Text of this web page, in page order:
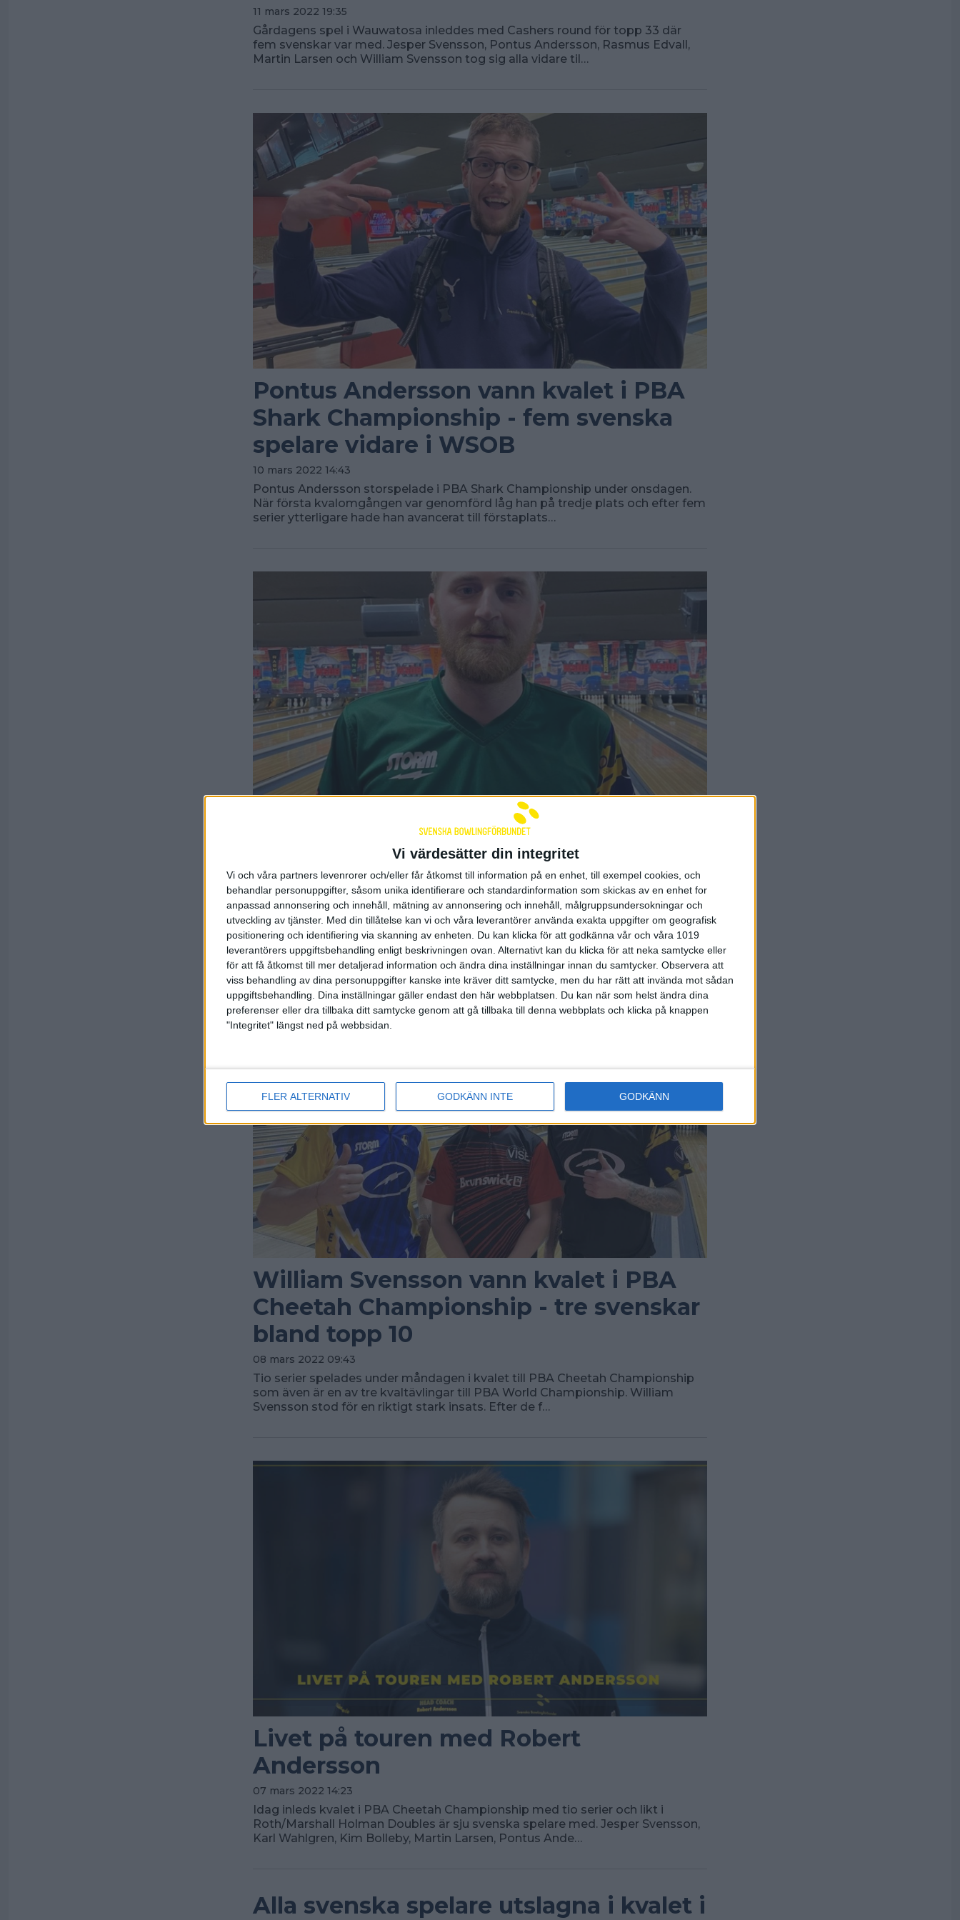
Vi värdesätter din integritet
Vi och våra partners levenrorer och/eller får åtkomst till information på en enhet, till exempel cookies, och
behandlar personuppgifter, såsom unika identifierare och standardinformation som skickas av en enhet for
anpassad annonsering och innehåll, mätning av annonsering och innehåll, målgruppsundersokningar och
utveckling av tjänster. Med din tillåtelse kan vi och våra leverantörer använda exakta uppgifter om geografisk
positionering och identifiering via skanning av enheten. Du kan klicka för att godkänna vår och våra 1019
leverantörers uppgiftsbehandling enligt beskrivningen ovan. Alternativt kan du klicka för att neka samtycke eller
för att få åtkomst till mer detaljerad information och ändra dina inställningar innan du samtycker. Observera att
viss behandling av dina personuppgifter kanske inte kräver ditt samtycke, men du har rätt att invända mot sådan
uppgiftsbehandling. Dina inställningar gäller endast den här webbplatsen. Du kan när som helst ändra dina
preferenser eller dra tillbaka ditt samtycke genom att gå tillbaka till denna webbplats och klicka på knappen
"Integritet" längst ned på webbsidan.
FLER ALTERNATIV GODKÄNN INTE GODKÄNN
11 mars 2022 19:35
Gårdagens spel i Wauwatosa inleddes med Cashers round för topp 33 där
fem svenskar var med. Jesper Svensson, Pontus Andersson, Rasmus Edvall,
Martin Larsen och William Svensson tog sig alla vidare til…
Pontus Andersson vann kvalet i PBA
Shark Championship - fem svenska
spelare vidare i WSOB
10 mars 2022 14:43
Pontus Andersson storspelade i PBA Shark Championship under onsdagen.
När första kvalomgången var genomförd låg han på tredje plats och efter fem
serier ytterligare hade han avancerat till förstaplats…
Jesper Svensson och Rasmus Edvall
topp 16 i Scorpion Championship
09 mars 2022 18:24
Under tisdagen spelades kvalet till PBA Scorpion Championship. Jesper
Svensson stod likt under måndagen för en riktigt stark insats och blev tvåa
med 2319 poäng. – Spelet kändes bra. Jag valde en anna…
William Svensson vann kvalet i PBA
Cheetah Championship - tre svenskar
bland topp 10
08 mars 2022 09:43
Tio serier spelades under måndagen i kvalet till PBA Cheetah Championship
som även är en av tre kvaltävlingar till PBA World Championship. William
Svensson stod för en riktigt stark insats. Efter de f…
Livet på touren med Robert
Andersson
07 mars 2022 14:23
Idag inleds kvalet i PBA Cheetah Championship med tio serier och likt i
Roth/Marshall Holman Doubles är sju svenska spelare med. Jesper Svensson,
Karl Wahlgren, Kim Bolleby, Martin Larsen, Pontus Ande…
Alla svenska spelare utslagna i kvalet i